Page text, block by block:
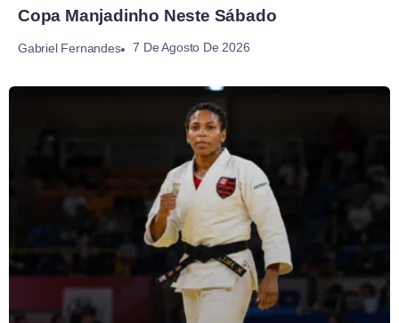
Copa Manjadinho Neste Sábado
Gabriel Fernandes 7 De Agosto De 2026